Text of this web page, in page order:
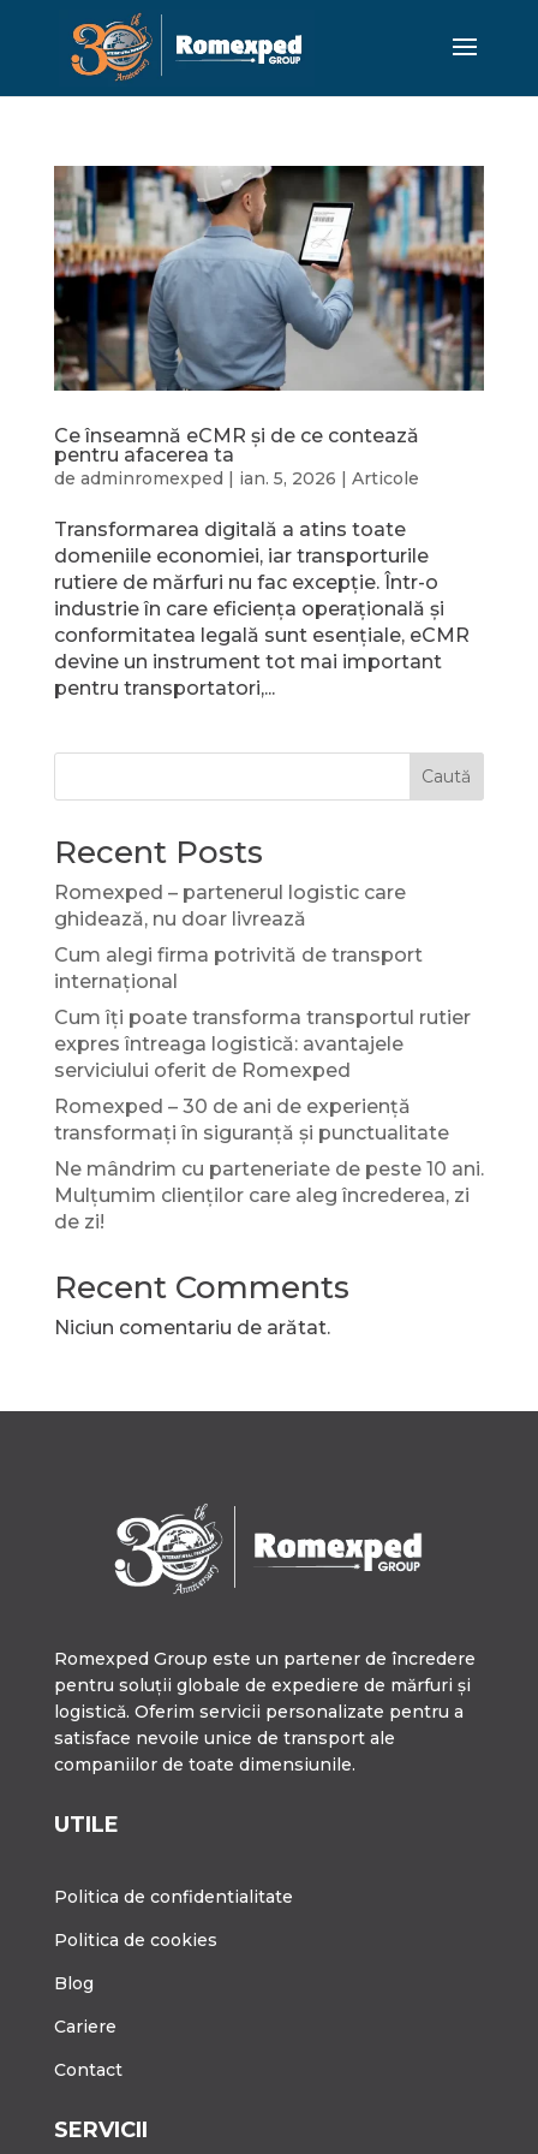
Ce înseamnă eCMR și de ce contează
pentru afacerea ta
de adminromexped ian. 5, 2026 Articole
Transformarea digitală a atins toate
domeniile economiei, iar transporturile
rutiere de mărfuri nu fac excepție. Într-o
industrie în care eficiența operațională și
conformitatea legală sunt esențiale, eCMR
devine un instrument tot mai important
pentru transportatori,...
Caută
Recent Posts
Romexped – partenerul logistic care
ghidează, nu doar livrează
Cum alegi firma potrivită de transport
internațional
Cum îți poate transforma transportul rutier
expres întreaga logistică: avantajele
serviciului oferit de Romexped
Romexped – 30 de ani de experiență
transformați în siguranță și punctualitate
Ne mândrim cu parteneriate de peste 10 ani.
Mulțumim clienților care aleg încrederea, zi
de zi!
Recent Comments
Niciun comentariu de arătat.
Romexped Group este un partener de încredere
pentru soluții globale de expediere de mărfuri și
logistică. Oferim servicii personalizate pentru a
satisface nevoile unice de transport ale
companiilor de toate dimensiunile.
UTILE
Politica de confidentialitate
Politica de cookies
Blog
Cariere
Contact
SERVICII